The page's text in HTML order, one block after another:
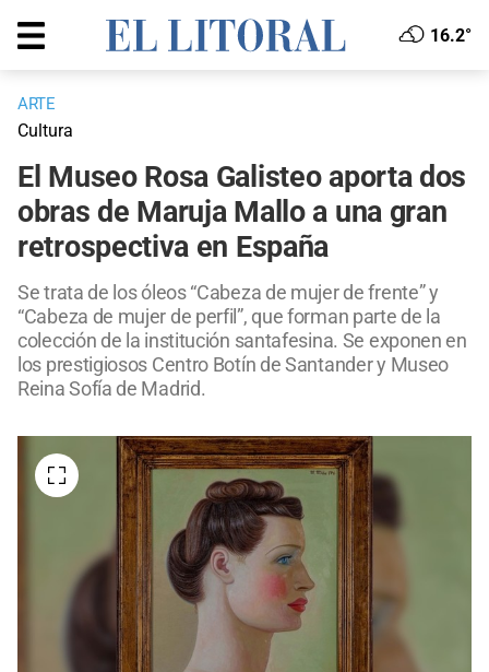
16.2°
ARTE
Cultura
El Museo Rosa Galisteo aporta dos
obras de Maruja Mallo a una gran
retrospectiva en España
Se trata de los óleos “Cabeza de mujer de frente” y
“Cabeza de mujer de perfil”, que forman parte de la
colección de la institución santafesina. Se exponen en
los prestigiosos Centro Botín de Santander y Museo
Reina Sofía de Madrid.